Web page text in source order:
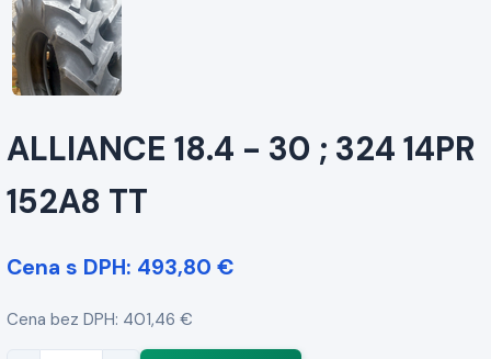
ALLIANCE 18.4 - 30 ; 324 14PR
152A8 TT
Cena s DPH: 493,80 €
Cena bez DPH: 401,46 €